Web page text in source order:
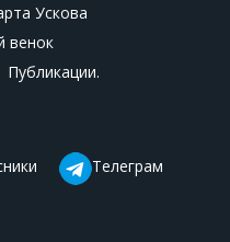
Ускова
венок
Публикации.
Телеграм